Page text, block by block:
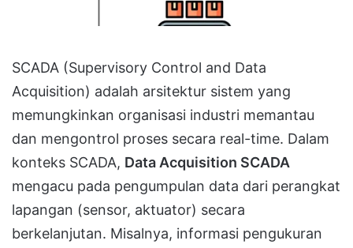
SCADA (Supervisory Control and Data
Acquisition) adalah arsitektur sistem yang
memungkinkan organisasi industri memantau
dan mengontrol proses secara real-time. Dalam
konteks SCADA, Data Acquisition SCADA
mengacu pada pengumpulan data dari perangkat
lapangan (sensor, aktuator) secara
berkelanjutan. Misalnya, informasi pengukuran